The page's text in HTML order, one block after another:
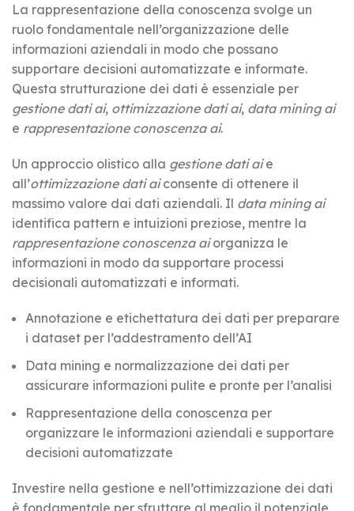
La rappresentazione della conoscenza svolge un
ruolo fondamentale nell’organizzazione delle
informazioni aziendali in modo che possano
supportare decisioni automatizzate e informate.
Questa strutturazione dei dati è essenziale per
gestione dati ai, ottimizzazione dati ai, data mining ai
e rappresentazione conoscenza ai.
Un approccio olistico alla gestione dati aie
all’ottimizzazione dati aiconsente di ottenere il
massimo valore dai dati aziendali. Il data mining ai
identifica pattern e intuizioni preziose, mentre la
rappresentazione conoscenza aiorganizza le
informazioni in modo da supportare processi
decisionali automatizzati e informati.
Annotazione e etichettatura dei dati per preparare
i dataset per l’addestramento dell’AI
Data mining e normalizzazione dei dati per
assicurare informazioni pulite e pronte per l’analisi
Rappresentazione della conoscenza per
organizzare le informazioni aziendali e supportare
decisioni automatizzate
Investire nella gestione e nell’ottimizzazione dei dati
è fondamentale per sfruttare al meglio il potenziale